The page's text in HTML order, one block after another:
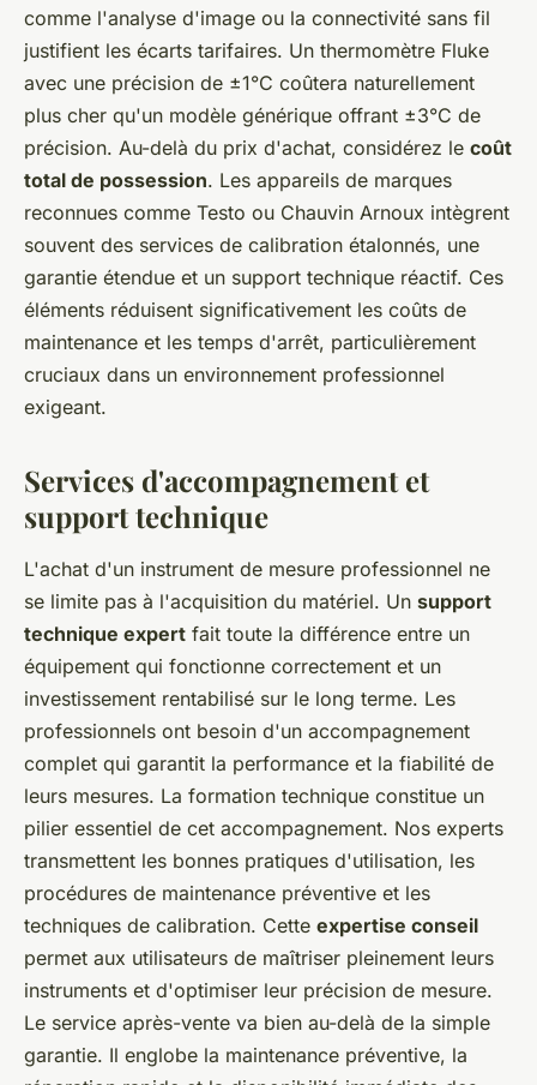
comme l'analyse d'image ou la connectivité sans fil
justifient les écarts tarifaires. Un thermomètre Fluke
avec une précision de ±1°C coûtera naturellement
plus cher qu'un modèle générique offrant ±3°C de
précision. Au-delà du prix d'achat, considérez le coût
total de possession. Les appareils de marques
reconnues comme Testo ou Chauvin Arnoux intègrent
souvent des services de calibration étalonnés, une
garantie étendue et un support technique réactif. Ces
éléments réduisent significativement les coûts de
maintenance et les temps d'arrêt, particulièrement
cruciaux dans un environnement professionnel
exigeant.
Services d'accompagnement et
support technique
L'achat d'un instrument de mesure professionnel ne
se limite pas à l'acquisition du matériel. Un support
technique expert fait toute la différence entre un
équipement qui fonctionne correctement et un
investissement rentabilisé sur le long terme. Les
professionnels ont besoin d'un accompagnement
complet qui garantit la performance et la fiabilité de
leurs mesures. La formation technique constitue un
pilier essentiel de cet accompagnement. Nos experts
transmettent les bonnes pratiques d'utilisation, les
procédures de maintenance préventive et les
techniques de calibration. Cette expertise conseil
permet aux utilisateurs de maîtriser pleinement leurs
instruments et d'optimiser leur précision de mesure.
Le service après-vente va bien au-delà de la simple
garantie. Il englobe la maintenance préventive, la